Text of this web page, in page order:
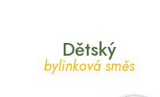
Dětský
bylinková směs